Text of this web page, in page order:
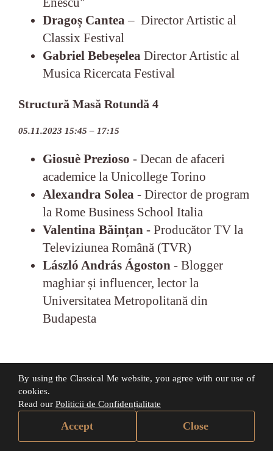
By using the Classical Me website, you agree with our use of
cookies.
Read our Politicii de Confidențialitate
Accept Close
Dragoș Cantea– Director Artistic al
Classix Festival
Gabriel Bebeșelea Director Artistic al
Musica Ricercata Festival
Structură Masă Rotundă 4
05.11.2023 15:45 – 17:15
Giosuè Prezioso - Decan de afaceri
academice la Unicollege Torino
Alexandra Solea - Director de program
la Rome Business School Italia
Valentina Băințan - Producător TV la
Televiziunea Română (TVR)
László András Ágoston - Blogger
maghiar și influencer, lector la
Universitatea Metropolitană din
Budapesta